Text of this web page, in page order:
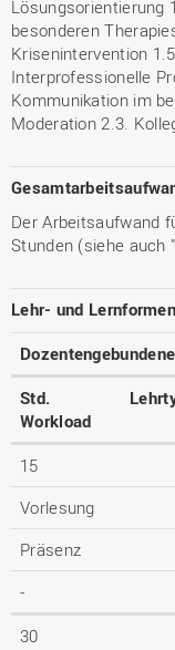
Lösungsorientierung
besonderen
Krisenintervention
Interprofessionelle
Kommunikation im
Moderation 2.3.
Der Arbeitsaufwand
Stunden (siehe auch
Lehr- und Lernformen
Std.
Workload
15
Vorlesung
Präsenz
-
30